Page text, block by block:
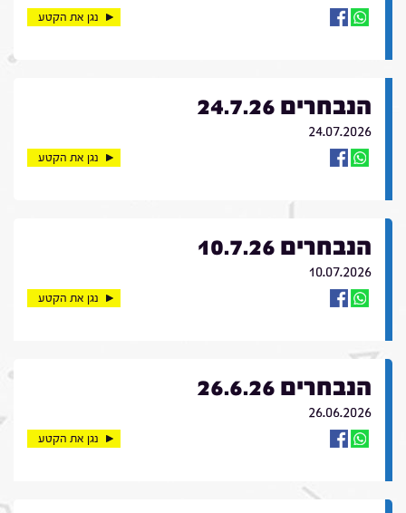
נגן את הקטע
הנבחרים 24.7.26
24.07.2026
נגן את הקטע
הנבחרים 10.7.26
10.07.2026
נגן את הקטע
הנבחרים 26.6.26
26.06.2026
נגן את הקטע